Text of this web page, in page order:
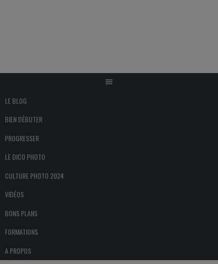
LE BLOG
BIEN DÉBUTER
PROGRESSER
LE DICO PHOTO
CULTURE PHOTO 2024
VIDÉOS
BONS PLANS
FORMATIONS
A PROPOS